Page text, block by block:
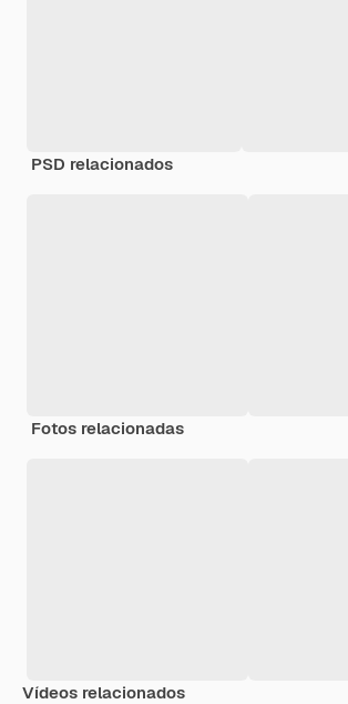
PSD relacionados
Fotos relacionadas
Vídeos relacionados